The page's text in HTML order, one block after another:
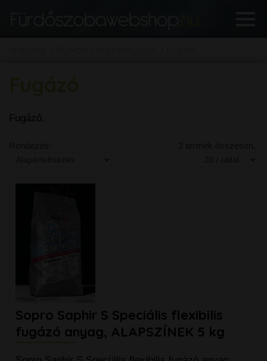
Fugázó.
Sopro Saphir S Speciális flexibilis
fugázó anyag, ALAPSZÍNEK 5 kg